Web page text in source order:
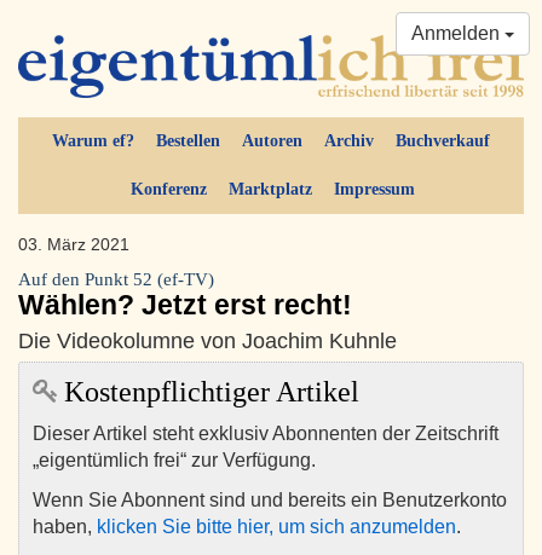
Warum ef? Bestellen Autoren Archiv Buchverkauf
Konferenz Marktplatz Impressum
Anmelden
03. März 2021
Auf den Punkt 52 (ef-TV)
Wählen? Jetzt erst recht!
Die Videokolumne von Joachim Kuhnle
Kostenpflichtiger Artikel
Dieser Artikel steht exklusiv Abonnenten der Zeitschrift
„eigentümlich frei“ zur Verfügung.
Wenn Sie Abonnent sind und bereits ein Benutzerkonto
haben, klicken Sie bitte hier, um sich anzumelden.